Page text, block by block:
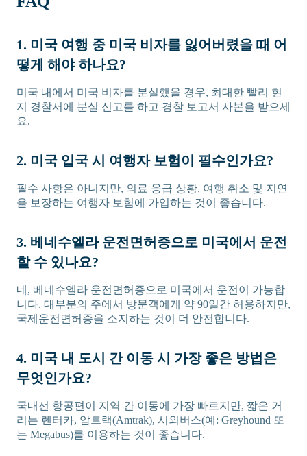
1. 미국 여행 중 미국 비자를 잃어버렸을 때 어
떻게 해야 하나요?
미국 내에서 미국 비자를 분실했을 경우, 최대한 빨리 현
지 경찰서에 분실 신고를 하고 경찰 보고서 사본을 받으세
요.
2. 미국 입국 시 여행자 보험이 필수인가요?
필수 사항은 아니지만, 의료 응급 상황, 여행 취소 및 지연
을 보장하는 여행자 보험에 가입하는 것이 좋습니다.
3. 베네수엘라 운전면허증으로 미국에서 운전
할 수 있나요?
네, 베네수엘라 운전면허증으로 미국에서 운전이 가능합
니다. 대부분의 주에서 방문객에게 약 90일간 허용하지만,
국제운전면허증을 소지하는 것이 더 안전합니다.
4. 미국 내 도시 간 이동 시 가장 좋은 방법은
무엇인가요?
국내선 항공편이 지역 간 이동에 가장 빠르지만, 짧은 거
리는 렌터카, 암트랙(Amtrak), 시외버스(예: Greyhound 또
는 Megabus)를 이용하는 것이 좋습니다.